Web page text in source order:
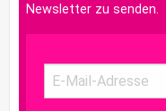
Newsletter zu senden.